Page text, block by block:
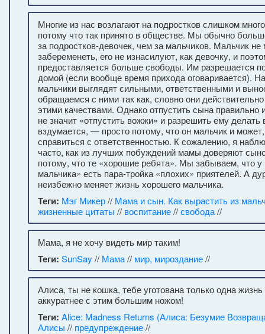
Многие из нас возлагают на подростков слишком
потому что так принято в обществе. Мы обычно
за подростков-девочек, чем за мальчиков. Мальчик не
забеременеть, его не изнасилуют, как девочку, и
предоставляется больше свободы. Им разрешается
домой (если вообще время прихода оговаривается).
мальчики выглядят сильными, ответственными и
обращаемся с ними так как, словно они
этими качествами. Однако отпустить сына правильно
не значит «отпустить вожжи» и разрешить ему делать
вздумается, — просто потому, что он мальчик и
справиться с ответственностью. К сожалению, я
часто, как из лучших побуждений мамы доверяют
потому, что те «хорошие ребята». Мы забываем, что у
мальчика» есть пара-тройка «плохих» приятелей. А
неизбежно меняет жизнь хорошего мальчика.
Теги: Мэг Микер// Мама и сын. Как вырастить из
жизненные цитаты // воспитание//свобода//
Мама, я не хочу видеть мир таким!
Теги: SunSay // Мама// мир, мироздание//
Алиса, ты не кошка, тебе уготована только одна
аккуратнее с этим большим ножом!
Теги: Alice: Madness Returns (Алиса: Безумие
Алисы // предупреждение//